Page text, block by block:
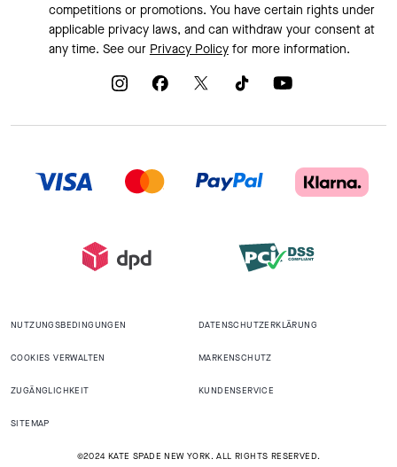
competitions or promotions. You have certain rights under
applicable privacy laws, and can withdraw your consent at
any time. See our Privacy Policyfor more information.
NUTZUNGSBEDINGUNGEN DATENSCHUTZERKLÄRUNG
COOKIES VERWALTEN MARKENSCHUTZ
ZUGÄNGLICHKEIT KUNDENSERVICE
SITEMAP
©2024 KATE SPADE NEW YORK. ALL RIGHTS RESERVED.